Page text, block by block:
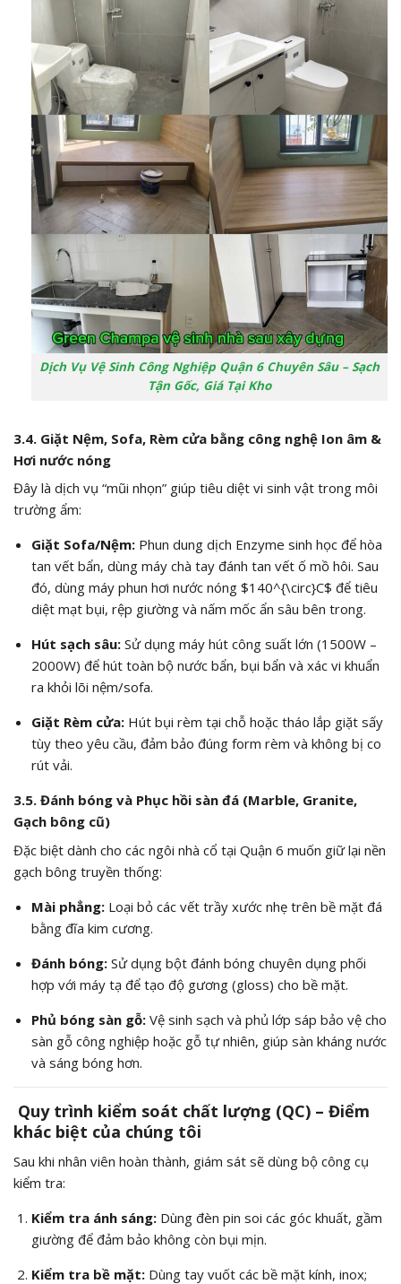
Dịch Vụ Vệ Sinh Công Nghiệp Quận 6 Chuyên Sâu – Sạch
Tận Gốc, Giá Tại Kho
3.4. Giặt Nệm, Sofa, Rèm cửa bằng công nghệ Ion âm &
Hơi nước nóng
Đây là dịch vụ “mũi nhọn” giúp tiêu diệt vi sinh vật trong môi
trường ẩm:
Giặt Sofa/Nệm:Phun dung dịch Enzyme sinh học để hòa
tan vết bẩn, dùng máy chà tay đánh tan vết ố mồ hôi. Sau
đó, dùng máy phun hơi nước nóng $140^{\circ}C$ để tiêu
diệt mạt bụi, rệp giường và nấm mốc ẩn sâu bên trong.
Hút sạch sâu:Sử dụng máy hút công suất lớn (1500W –
2000W) để hút toàn bộ nước bẩn, bụi bẩn và xác vi khuẩn
ra khỏi lõi nệm/sofa.
Giặt Rèm cửa:Hút bụi rèm tại chỗ hoặc tháo lắp giặt sấy
tùy theo yêu cầu, đảm bảo đúng form rèm và không bị co
rút vải.
3.5. Đánh bóng và Phục hồi sàn đá (Marble, Granite,
Gạch bông cũ)
Đặc biệt dành cho các ngôi nhà cổ tại Quận 6 muốn giữ lại nền
gạch bông truyền thống:
Mài phẳng:Loại bỏ các vết trầy xước nhẹ trên bề mặt đá
bằng đĩa kim cương.
Đánh bóng:Sử dụng bột đánh bóng chuyên dụng phối
hợp với máy tạ để tạo độ gương (gloss) cho bề mặt.
Phủ bóng sàn gỗ:Vệ sinh sạch và phủ lớp sáp bảo vệ cho
sàn gỗ công nghiệp hoặc gỗ tự nhiên, giúp sàn kháng nước
và sáng bóng hơn.
Quy trình kiểm soát chất lượng (QC) – Điểm
khác biệt của chúng tôi
Sau khi nhân viên hoàn thành, giám sát sẽ dùng bộ công cụ
kiểm tra:
Kiểm tra ánh sáng:Dùng đèn pin soi các góc khuất, gầm
giường để đảm bảo không còn bụi mịn.
Kiểm tra bề mặt:Dùng tay vuốt các bề mặt kính, inox;